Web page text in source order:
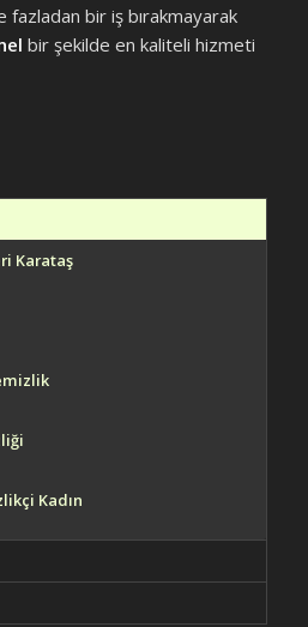
fazladan bir iş bırakmayarak
bir şekilde en kaliteli hizmeti
Karataş
Kadın